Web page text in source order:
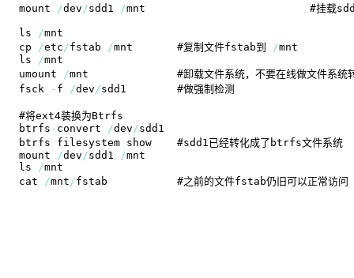
mount
/dev /sdd1 /
ls /
cp
/etc /fstab /mnt       #复制文件fstab到 /
ls
/
umount
/
fsck
- f /dev /
btrfs - convert /dev /
mount
/dev /sdd1 /
ls
/
cat
/mnt /